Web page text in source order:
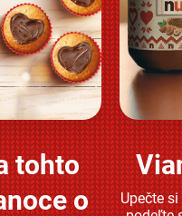
tohto
o
Upečte